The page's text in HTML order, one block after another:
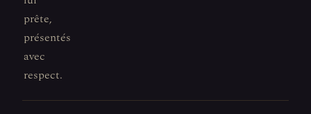
prête,
présentés
avec
respect.